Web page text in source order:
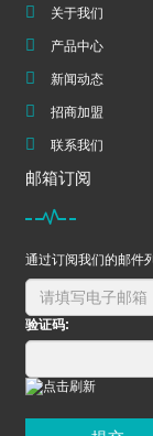
关于我们
产品中心
新闻动态
招商加盟
联系我们
邮箱订阅
通过订阅我们的邮件
验证码: